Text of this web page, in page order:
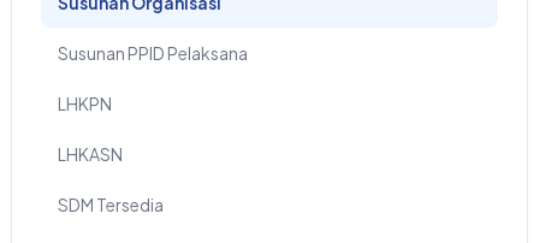
Susunan PPID Pelaksana
LHKPN
LHKASN
SDM Tersedia